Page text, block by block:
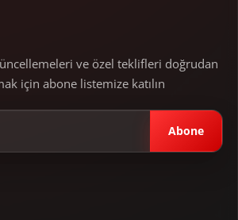
ve özel teklifleri doğrudan
için abone listemize katılın
Abone